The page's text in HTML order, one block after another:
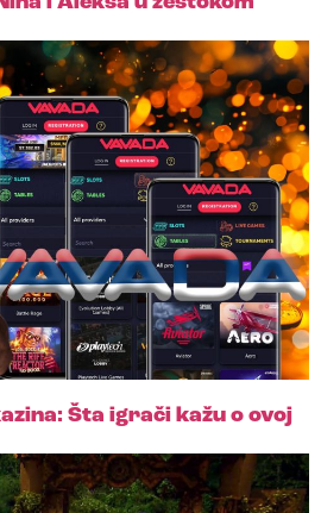
Šta igrači kažu o ovoj